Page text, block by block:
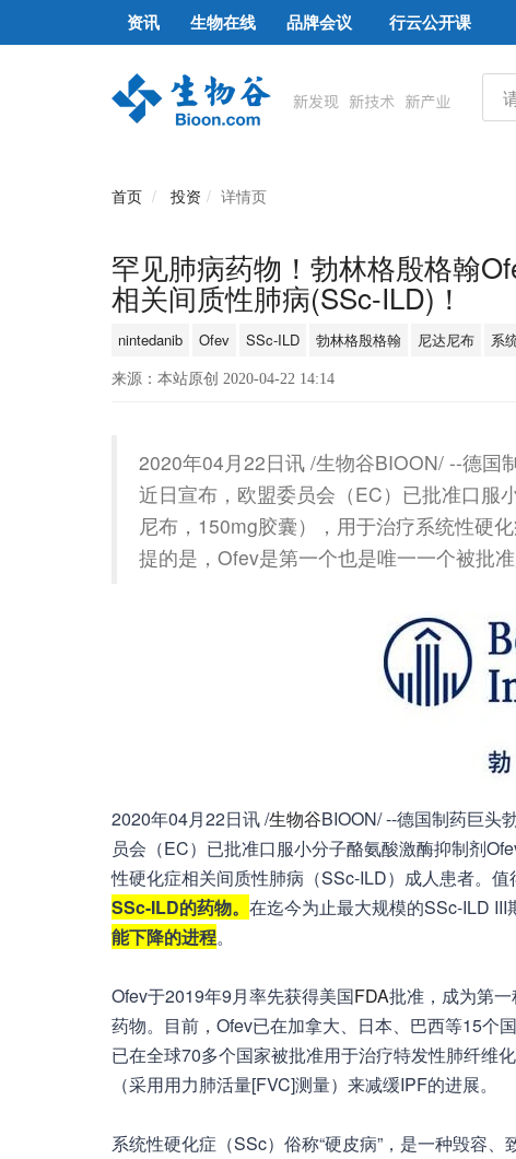
资讯 生物在线 品牌会议 行云公开课
首页 投资 详情页
罕见肺病药物！勃林格殷格翰
相关间质性肺病(SSc-ILD)！
nintedanib Ofev SSc-ILD 勃林格殷格翰 尼达尼布 系
来源：本站原创 2020-04-22 14:14
2020年04月22日讯 /生物谷BIOON/ --德国
近日宣布，欧盟委员会（EC）已批准口服
尼布，150mg胶囊），用于治疗系统性硬
提的是，Ofev是第一个也是唯一一个被批
2020年04月22日讯 /生物谷BIOON/ --德国制药巨头
员会（EC）已批准口服小分子酪氨酸激酶抑制剂
性硬化症相关间质性肺病（SSc-ILD）成人患者。值
SSc-ILD的药物。 在迄今为止最大规模的SSc-ILD III
能下降的进程。
Ofev于2019年9月率先获得美国FDA批准，成为第
药物。目前，Ofev已在加拿大、日本、巴西等15个
已在全球70多个国家被批准用于治疗特发性肺纤维
（采用用力肺活量[FVC]测量）来减缓IPF的进展。
系统性硬化症（SSc）俗称“硬皮病”，是一种毁容